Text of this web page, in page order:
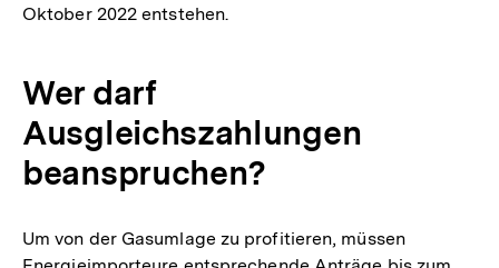
Oktober 2022 entstehen.
Wer darf
Ausgleichszahlungen
beanspruchen?
Um von der Gasumlage zu profitieren, müssen